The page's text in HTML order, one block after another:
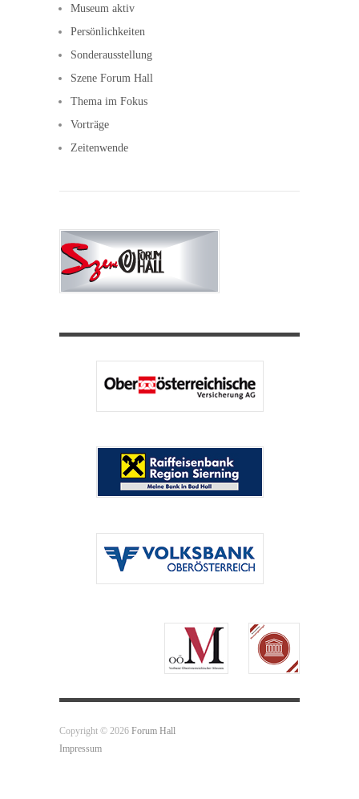
Museum aktiv
Persönlichkeiten
Sonderausstellung
Szene Forum Hall
Thema im Fokus
Vorträge
Zeitenwende
Copyright © 2026 Forum Hall
Impressum